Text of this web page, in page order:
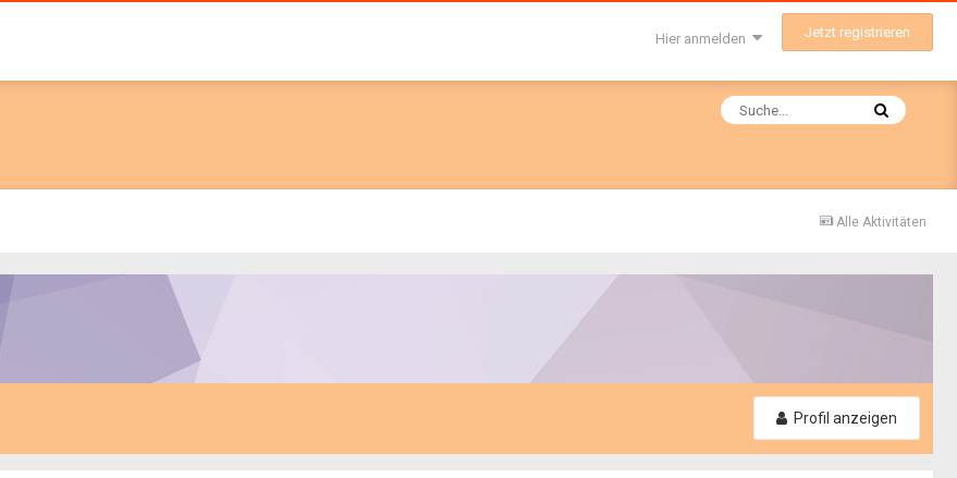
Hier anmelden Jetzt registrieren
Alle Aktivitäten
Profil anzeigen